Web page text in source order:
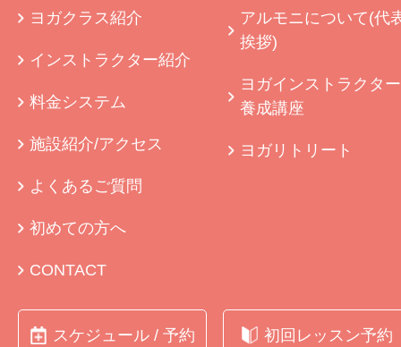
ヨガクラス紹介
インストラクター紹介
料金システム
施設紹介/アクセス
よくあるご質問
初めての方へ
CONTACT
アルモニについて(代
挨拶)
ヨガインストラクター
養成講座
ヨガリトリート
スケジュール / 予約 初回レッスン予約